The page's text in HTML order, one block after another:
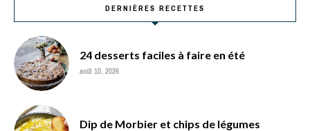
DERNIÈRES RECETTES
24 desserts faciles à faire en été
août 10, 2026
Dip de Morbier et chips de légumes